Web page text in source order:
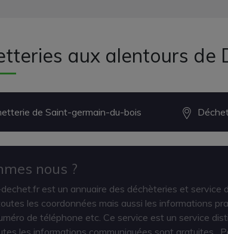
aux alentours de
de Saint-germain-du-bois
nous ?
est un annuaire des déchèteries et service
les coordonnées mais aussi les informations
de téléphone etc. Ce service est un service
les informations communiquées sont gratuites
.